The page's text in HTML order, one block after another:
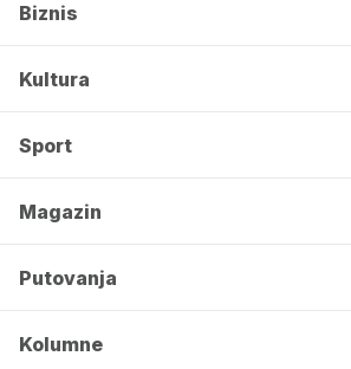
Biznis
Kultura
Sport
Magazin
Putovanja
Kolumne